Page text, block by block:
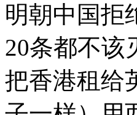
明朝中国拒
20条都不该
把香港租给